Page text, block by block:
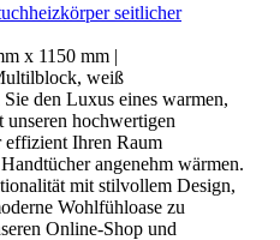
seitlicher
x 1150 mm |
weiß
den Luxus eines warmen,
unseren hochwertigen
Ihren Raum
angenehm wärmen.
mit stilvollem Design,
Wohlfühloase zu
Online-Shop und